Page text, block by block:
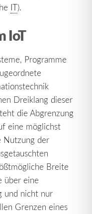
IT).
IoT
Programme
Dreiklang dieser
die Abgrenzung
eine möglichst
Nutzung der
Breite
über eine
und nicht nur
Grenzen eines